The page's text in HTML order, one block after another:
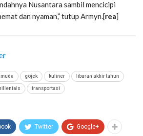
Nusantara sambil mencicipi
dan nyaman,” tutup Armyn.[rea]
gojek kuliner liburan akhir tahun
transportasi
Twitter Google+